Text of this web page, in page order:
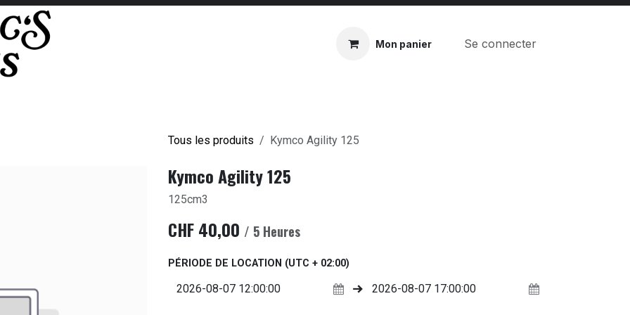
Mon panier Se connecter
Tous les produits Kymco Agility 125
Kymco Agility 125
125cm3
CHF40,00 / 5 Heures
PÉRIODE DE LOCATION (UTC + 02:00)